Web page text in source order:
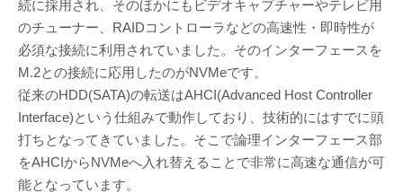
続に採用され、そのほかにもビデオキャプチャーやテレビ用
のチューナー、RAIDコントローラなどの高速性・即時性が
必須な接続に利用されていました。そのインターフェースを
M.2との接続に応用したのがNVMeです。
従来のHDD(SATA)の転送はAHCI(Advanced Host Controller
Interface)という仕組みで動作しており、技術的にはすでに頭
打ちとなってきていました。そこで論理インターフェース部
をAHCIからNVMeへ入れ替えることで非常に高速な通信が可
能となっています。